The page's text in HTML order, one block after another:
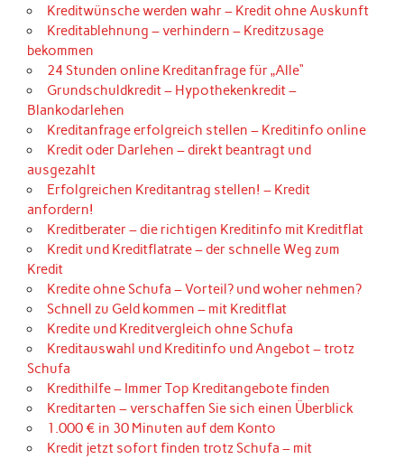
Kreditwünsche werden wahr – Kredit ohne Auskunft
Kreditablehnung – verhindern – Kreditzusage
bekommen
24 Stunden online Kreditanfrage für „Alle“
Grundschuldkredit – Hypothekenkredit –
Blankodarlehen
Kreditanfrage erfolgreich stellen – Kreditinfo online
Kredit oder Darlehen – direkt beantragt und
ausgezahlt
Erfolgreichen Kreditantrag stellen! – Kredit
anfordern!
Kreditberater – die richtigen Kreditinfo mit Kreditflat
Kredit und Kreditflatrate – der schnelle Weg zum
Kredit
Kredite ohne Schufa – Vorteil? und woher nehmen?
Schnell zu Geld kommen – mit Kreditflat
Kredite und Kreditvergleich ohne Schufa
Kreditauswahl und Kreditinfo und Angebot – trotz
Schufa
Kredithilfe – Immer Top Kreditangebote finden
Kreditarten – verschaffen Sie sich einen Überblick
1.000 € in 30 Minuten auf dem Konto
Kredit jetzt sofort finden trotz Schufa – mit